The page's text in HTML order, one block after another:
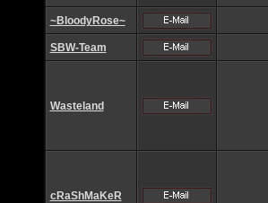
~BloodyRose~
SBW-Team
Wasteland
cRaShMaKeR